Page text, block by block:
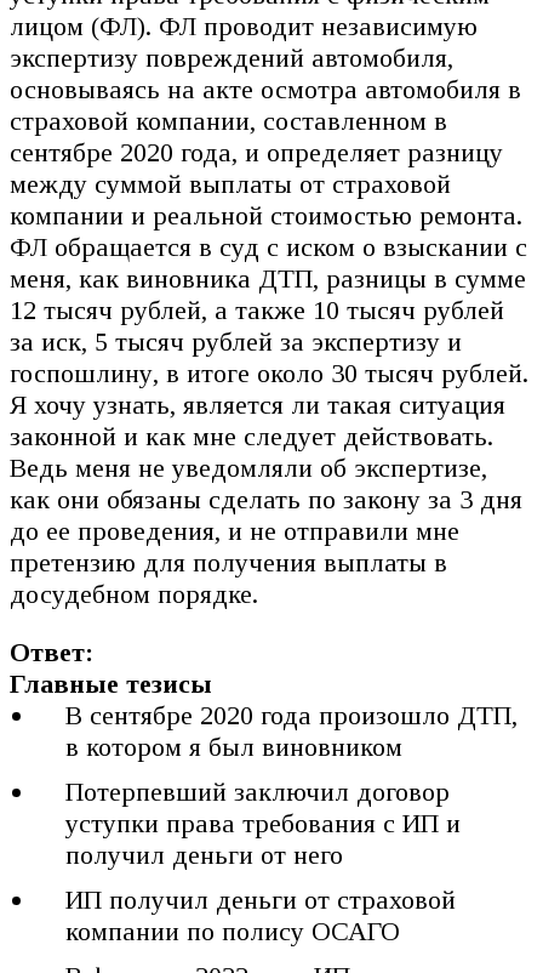
лицом (ФЛ). ФЛ проводит независимую
экспертизу повреждений автомобиля,
основываясь на акте осмотра автомобиля в
страховой компании, составленном в
сентябре 2020 года, и определяет разницу
между суммой выплаты от страховой
компании и реальной стоимостью ремонта.
ФЛ обращается в суд с иском о взыскании с
меня, как виновника ДТП, разницы в сумме
12 тысяч рублей, а также 10 тысяч рублей
за иск, 5 тысяч рублей за экспертизу и
госпошлину, в итоге около 30 тысяч рублей.
Я хочу узнать, является ли такая ситуация
законной и как мне следует действовать.
Ведь меня не уведомляли об экспертизе,
как они обязаны сделать по закону за 3 дня
до ее проведения, и не отправили мне
претензию для получения выплаты в
досудебном порядке.
Ответ:
Главные тезисы
В сентябре 2020 года произошло ДТП,
в котором я был виновником
Потерпевший заключил договор
уступки права требования с ИП и
получил деньги от него
ИП получил деньги от страховой
компании по полису ОСАГО